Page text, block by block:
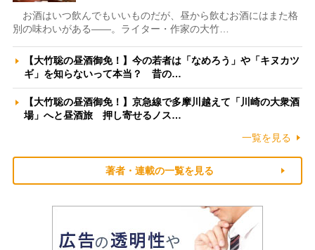
お酒はいつ飲んでもいいものだが、昼から飲むお酒にはまた格
別の味わいがある――。ライター・作家の大竹…
【大竹聡の昼酒御免！】今の若者は「なめろう」や「キヌカツ
ギ」を知らないって本当？ 昔の…
【大竹聡の昼酒御免！】京急線で多摩川越えて「川崎の大衆酒
場」へと昼酒旅 押し寄せるノス…
一覧を見る
著者・連載の一覧を見る